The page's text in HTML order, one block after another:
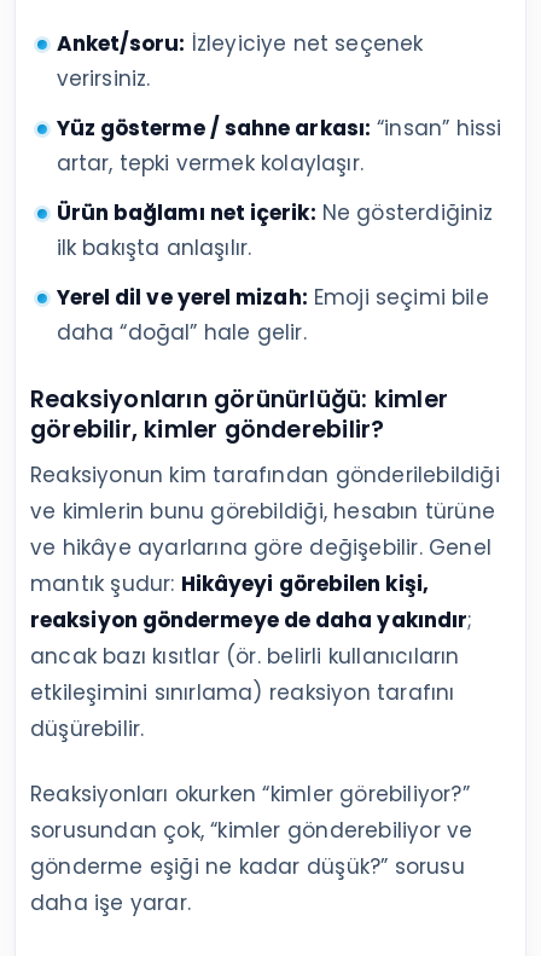
Anket/soru: İzleyiciye net seçenek
verirsiniz.
Yüz gösterme / sahne arkası: “insan” hissi
artar, tepki vermek kolaylaşır.
Ürün bağlamı net içerik: Ne gösterdiğiniz
ilk bakışta anlaşılır.
Yerel dil ve yerel mizah: Emoji seçimi bile
daha “doğal” hale gelir.
Reaksiyonların görünürlüğü: kimler
görebilir, kimler gönderebilir?
Reaksiyonun kim tarafından gönderilebildiği
ve kimlerin bunu görebildiği, hesabın türüne
ve hikâye ayarlarına göre değişebilir. Genel
mantık şudur: Hikâyeyi görebilen kişi,
reaksiyon göndermeye de daha yakındır;
ancak bazı kısıtlar (ör. belirli kullanıcıların
etkileşimini sınırlama) reaksiyon tarafını
düşürebilir.
Reaksiyonları okurken “kimler görebiliyor?”
sorusundan çok, “kimler gönderebiliyor ve
gönderme eşiği ne kadar düşük?” sorusu
daha işe yarar.